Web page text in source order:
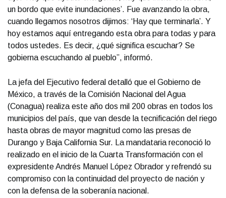
un bordo que evite inundaciones’. Fue avanzando la obra,
cuando llegamos nosotros dijimos: ‘Hay que terminarla’. Y
hoy estamos aquí entregando esta obra para todas y para
todos ustedes. Es decir, ¿qué significa escuchar? Se
gobierna escuchando al pueblo”, informó.
La jefa del Ejecutivo federal detalló que el Gobierno de
México, a través de la Comisión Nacional del Agua
(Conagua) realiza este año dos mil 200 obras en todos los
municipios del país, que van desde la tecnificación del riego
hasta obras de mayor magnitud como las presas de
Durango y Baja California Sur. La mandataria reconoció lo
realizado en el inicio de la Cuarta Transformación con el
expresidente Andrés Manuel López Obrador y refrendó su
compromiso con la continuidad del proyecto de nación y
con la defensa de la soberanía nacional.